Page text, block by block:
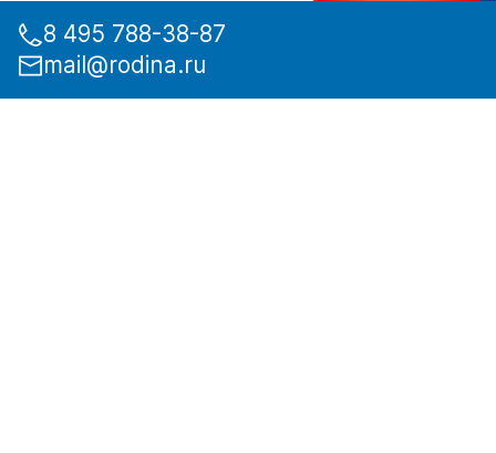
8 495 788-38-87
mail@rodina.ru